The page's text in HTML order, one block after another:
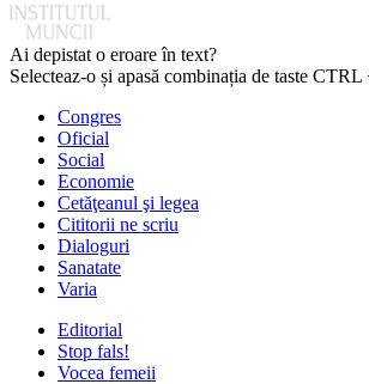
Ai depistat o eroare în text?
Selecteaz-o și apasă combinația de taste
Congres
Oficial
Social
Economie
Cetăţeanul şi legea
Cititorii ne scriu
Dialoguri
Sanatate
Varia
Editorial
Stop fals!
Vocea femeii